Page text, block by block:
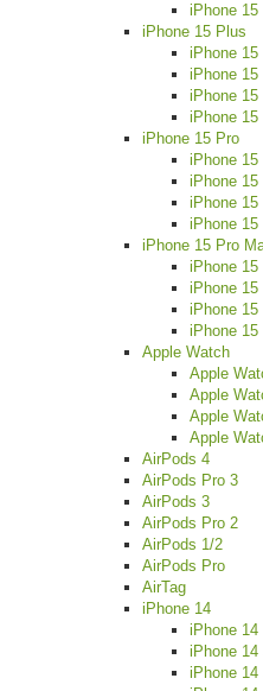
iPhone 15
iPhone 15 Plus
iPhone 15
iPhone 15
iPhone
iPhone 15
iPhone 15 Pro
iPhone 15
iPhone 15
iPhone
iPhone 15
iPhone 15 Pro
iPhone 15
iPhone 15
iPhone
iPhone 15
Apple Watch
Apple
Apple
Apple
Apple
AirPods 4
AirPods Pro 3
AirPods 3
AirPods Pro 2
AirPods 1/2
AirPods Pro
AirTag
iPhone 14
iPhone 14
iPhone 14
iPhone